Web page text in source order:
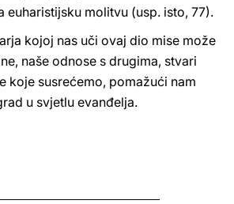
euharistijsku molitvu (usp. isto, 77).
kojoj nas uči ovaj dio mise može
naše odnose s drugima, stvari
koje susrećemo, pomažući nam
u svjetlu evanđelja.